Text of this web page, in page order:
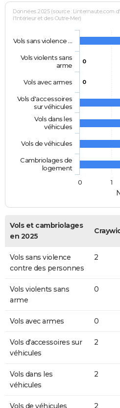
Données 2025 (source : Linternaute.com
l'Intérieur et des Outre-Mer)
0
0
Vols sans violence …
Vols violents sans
arme
Vols avec armes
Vols d'accessoires
sur véhicules
Vols dans les
véhicules
Vols de véhicules
Cambriolages de
logement
0
1
Vols et cambriolages
en 2025
Vols sans violence
contre des personnes
2
Vols violents sans
arme
0
Vols avec armes 0
Vols d'accessoires sur
véhicules
2
Vols dans les
véhicules
2
Vols de véhicules 2